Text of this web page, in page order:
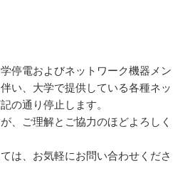
停電およびネットワーク機器メン
い、大学で提供している各種ネッ
の通り停止します。
、ご理解とご協力のほどよろしく
は、お気軽にお問い合わせくださ